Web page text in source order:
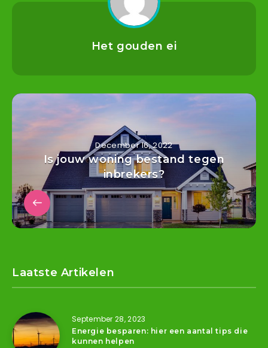
Het gouden ei
December 16, 2022
Is jouw woning bestand tegen
inbrekers?
Laatste Artikelen
September 28, 2023
Energie besparen: hier een aantal tips die
kunnen helpen